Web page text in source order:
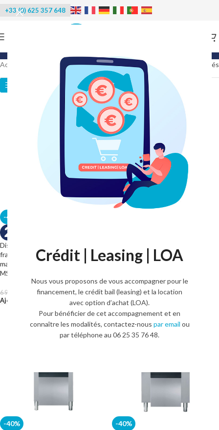
Crédit | Leasing | LOA
Nous vous proposons de vous accompagner pour le
financement, le crédit bail (leasing) et la location
avec option d’achat (LOA).
Pour bénéficier de cet accompagnement et en
connaître les modalités, contactez-nous par email ou
par téléphone au 06 25 35 76 48.
+33 (0) 625 357 648
Categories
Accueil
Produits identifiés “Glaçons dés” 13 résultats affichés
Catégories des produits
-40%
Distributeur de glaçons et eau
fraîche Sirion DHD130 Slim W pour
machine à glaçons 12 g. Spika
MS300 Slim F
6 903,00 4 142,00€ HT.
Ajouter Au Panier
fraîche Sirion DHD200 W pour
machines à glaçons 12 g. Spika
6 986,00€ 4 192,00€ HT.
Ajouter Au Panier
-40% -40%